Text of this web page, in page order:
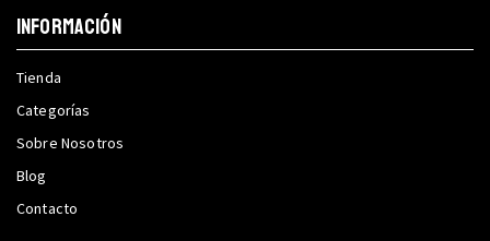
INFORMACIÓN
Tienda
Categorías
Sobre Nosotros
Blog
Contacto